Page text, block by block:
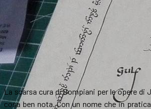
La scarsa cura di Bompiani per le opere di
cosa ben nota. Con un nome che in